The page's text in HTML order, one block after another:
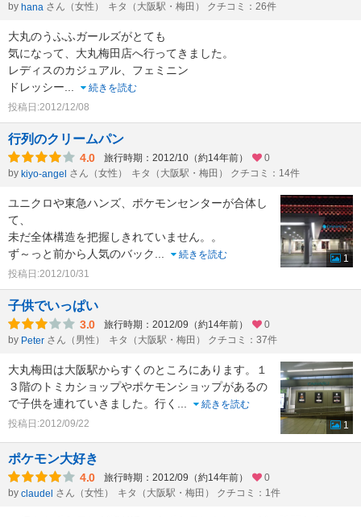
by hana さん（女性） キタ（大阪駅・梅田） クチコミ：26件
大丸のうふふガールズがとても
気になって、大丸梅田店へ行ってきました。
レディスのカジュアル、フェミニン
ドレッシー...
続きを読む
投稿日:2012/12/08
行列のクリームパン
4.0 旅行時期：2012/10（約14年前）
0
by kiyo-angel さん（女性） キタ（大阪駅・梅田） クチコミ：14件
ユニクロや東急ハンズ、ポケモンセンターが合体し
て、
未だ全体構造を把握しきれていません。。
ず～っと前から人気のバック...
続きを読む
投稿日:2012/10/31
1
子供でいっぱい
3.0 旅行時期：2012/09（約14年前）
0
by Peter さん（男性） キタ（大阪駅・梅田） クチコミ：37件
大丸梅田は大阪駅からすくのところにあります。１
３階のトミカショップやポケモンショップがあるの
で子供を連れていきました。行く ...
続きを読む
投稿日:2012/09/22
1
ポケモン大好き
4.0 旅行時期：2012/09（約14年前）
0
by claudel さん（女性） キタ（大阪駅・梅田） クチコミ：1件